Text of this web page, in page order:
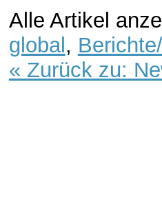
Alle Artikel
global ,
« Zurück zu: